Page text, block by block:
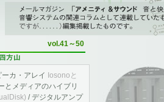
と快適の空間へ」 vol.12～vol.64に 音響システ
。
vol.41～50
カ・アレイ Iosonoと
とメディアのハイブリ
/ デジタルアンプ